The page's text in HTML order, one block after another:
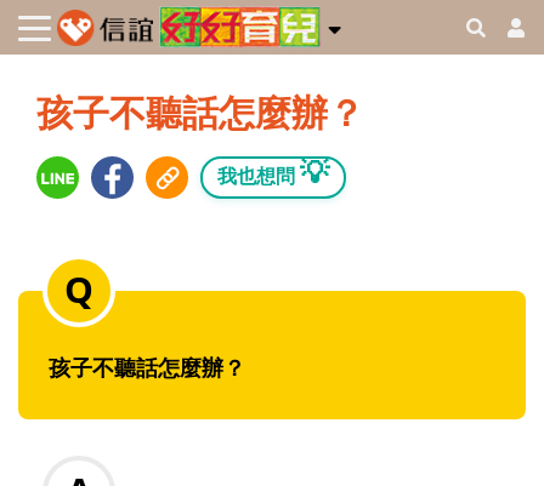
孩子不聽話怎麼辦？
我也想問 💡
孩子不聽話怎麼辦？